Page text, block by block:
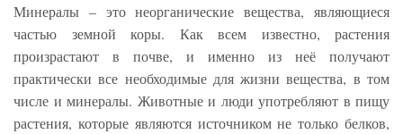
Минералы – это неорганические вещества, являющиеся
частью земной коры. Как всем известно, растения
произрастают в почве, и именно из неё получают
практически все необходимые для жизни вещества, в том
числе и минералы. Животные и люди употребляют в пищу
растения, которые являются источником не только белков,